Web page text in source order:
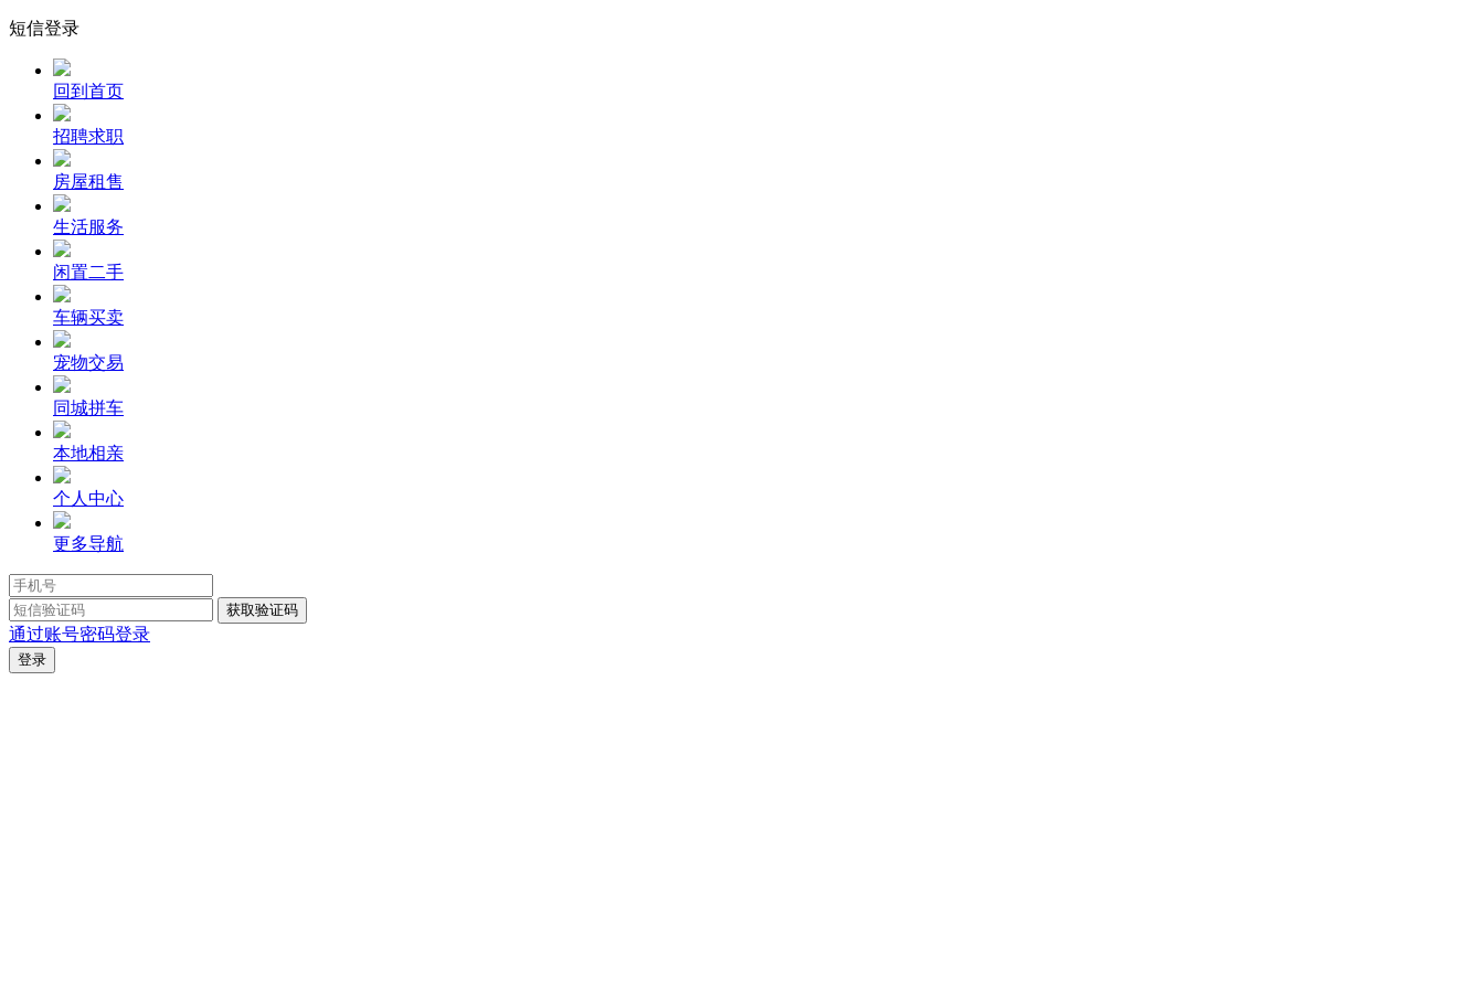
短信登录
回到首页
招聘求职
房屋租售
生活服务
闲置二手
车辆买卖
宠物交易
同城拼车
本地相亲
个人中心
更多导航
通过账号密码登录